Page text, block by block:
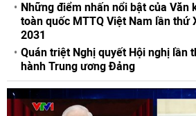
Những điểm nhấn nổi bật của Văn
toàn quốc MTTQ Việt Nam lần thứ
2031
Quán triệt Nghị quyết Hội nghị lần
hành Trung ương Đảng